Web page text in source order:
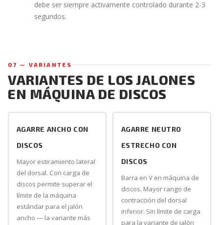
debe ser siempre activamente controlado durante 2-3
segundos.
07 — VARIANTES
VARIANTES DE LOS JALONES
EN MÁQUINA DE DISCOS
AGARRE ANCHO CON
DISCOS
Mayor estiramiento lateral
del dorsal. Con carga de
discos permite superar el
límite de la máquina
estándar para el jalón
ancho — la variante más
AGARRE NEUTRO
ESTRECHO CON
DISCOS
Barra en V en máquina de
discos. Mayor rango de
contracción del dorsal
inferior. Sin límite de carga
para la variante de jalón